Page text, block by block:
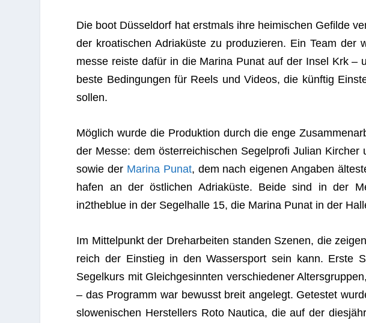
Die boot Düs­sel­dorf hat erst­mals ihre hei­mi­schen Gefilde
der kroa­ti­schen Adria­küste zu pro­du­zie­ren. Ein Team der
messe reiste dafür in die Marina Punat auf der Insel Krk –
beste Bedin­gun­gen für Reels und Videos, die künf­tig
sollen.
Mög­lich wurde die Pro­duk­tion durch die enge
der Messe: dem öster­rei­chi­schen Segel­profi Julian Kir­cher
sowie der Marina Punat, dem nach eige­nen Anga­ben
ha­fen an der öst­li­chen Adria­küste. Beide sind in der
in2theblue in der Segel­halle 15, die Marina Punat in der
Im Mit­tel­punkt der Dreh­ar­bei­ten stan­den Sze­nen, die
reich der Ein­stieg in den Was­ser­sport sein kann. Erste
Segel­kurs mit Gleich­ge­sinn­ten ver­schie­de­ner
– das Pro­gramm war bewusst breit ange­legt. Getes­tet
slo­we­ni­schen Her­stel­lers Roto Nau­tica, die auf der